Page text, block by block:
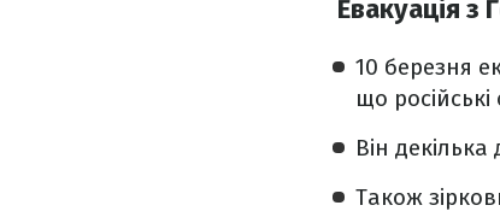
Евакуація з
10 березня
що
Він
Також